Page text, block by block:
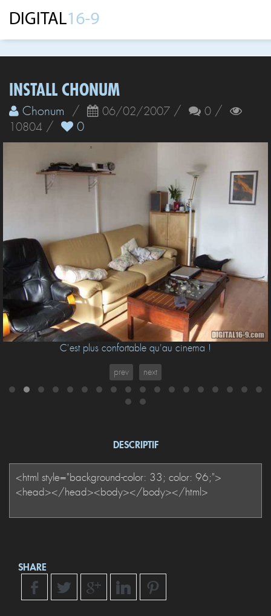
INSTALL CHONUM
Chonum / 06/02/2007 / 0 /
10804 / 0
C'est plus confortable qu'au cinema !
prev next
DESCRIPTIF
SHARE